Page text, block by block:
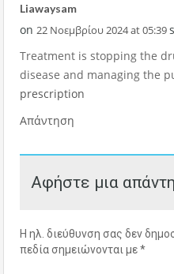
Liawaysam
on 22 Νοεμβρίου 2024 at 05:39
Treatment is stopping the
disease and managing the
prescription
Απάντηση
Αφήστε μια
Η ηλ. διεύθυνση σας δεν
πεδία σημειώνονται με*